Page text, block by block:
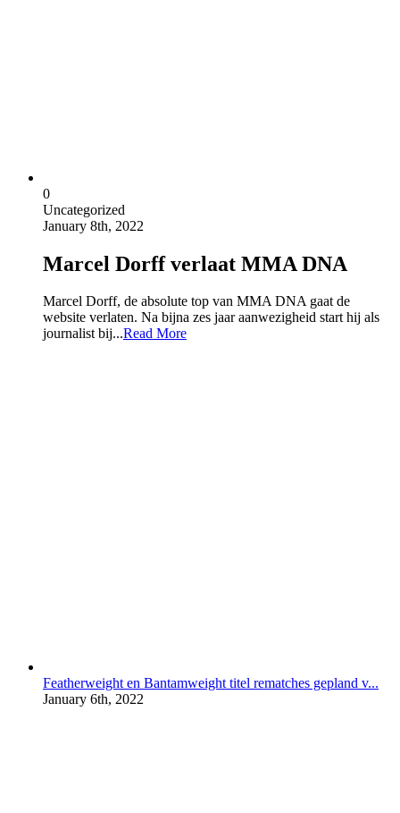
0
Uncategorized
January 8th, 2022
Marcel Dorff verlaat MMA DNA
Marcel Dorff, de absolute top van MMA DNA gaat de
website verlaten. Na bijna zes jaar aanwezigheid start hij als
journalist bij...Read More
Featherweight en Bantamweight titel rematches gepland v...
January 6th, 2022